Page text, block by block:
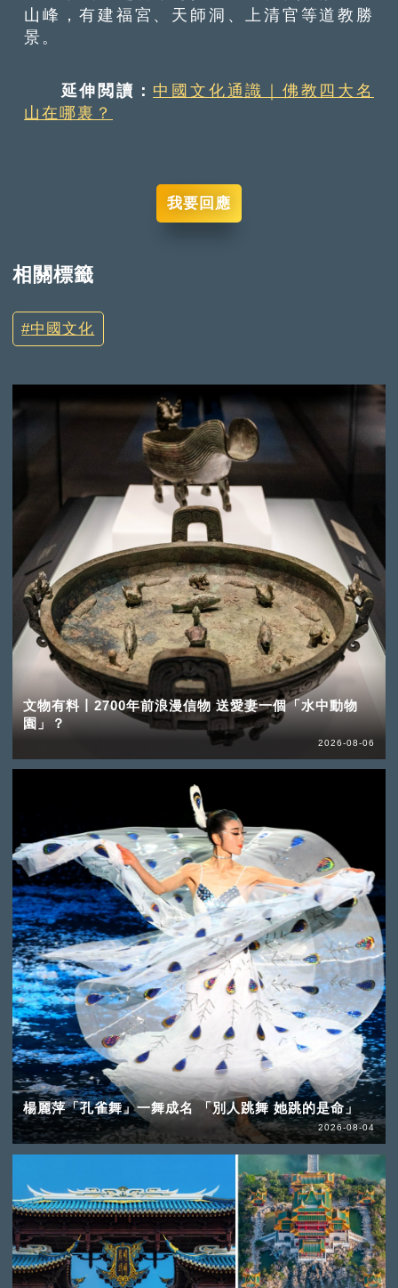
山峰，有建福宮、天師洞、上清官等道教勝
景。
延伸閲讀： 中國文化通識｜佛教四大名
山在哪裏？
我要回應
相關標籤
中國文化
文物有料丨2700年前浪漫信物 送愛妻一個「水中動物
園」？
2026-08-06
楊麗萍「孔雀舞」一舞成名 「別人跳舞 她跳的是命」
2026-08-04